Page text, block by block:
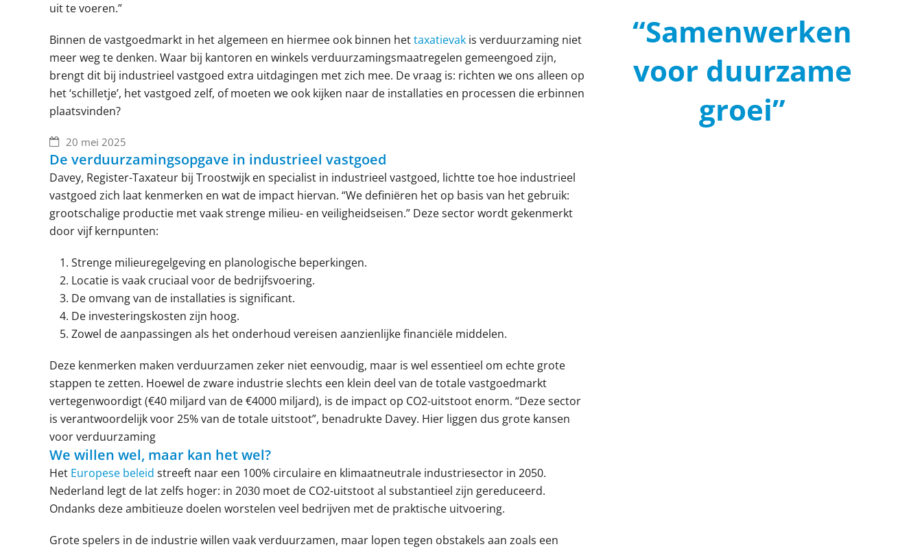
uit te voeren.”
Binnen de vastgoedmarkt in het algemeen en hiermee ook binnen hettaxatievak is verduurzaming niet
meer weg te denken. Waar bij kantoren en winkels verduurzamingsmaatregelen gemeengoed zijn,
brengt dit bij industrieel vastgoed extra uitdagingen met zich mee. De vraag is: richten we ons alleen op
het ‘schilletje’, het vastgoed zelf, of moeten we ook kijken naar de installaties en processen die erbinnen
plaatsvinden?
20 mei 2025
De verduurzamingsopgave in industrieel vastgoed
Davey, Register-Taxateur bij Troostwijk en specialist in industrieel vastgoed, lichtte toe hoe industrieel
vastgoed zich laat kenmerken en wat de impact hiervan. “We definiëren het op basis van het gebruik:
grootschalige productie met vaak strenge milieu- en veiligheidseisen.” Deze sector wordt gekenmerkt
door vijf kernpunten:
Strenge milieuregelgeving en planologische beperkingen.
Locatie is vaak cruciaal voor de bedrijfsvoering.
De omvang van de installaties is significant.
De investeringskosten zijn hoog.
Zowel de aanpassingen als het onderhoud vereisen aanzienlijke financiële middelen.
Deze kenmerken maken verduurzamen zeker niet eenvoudig, maar is wel essentieel om echte grote
stappen te zetten. Hoewel de zware industrie slechts een klein deel van de totale vastgoedmarkt
vertegenwoordigt (€40 miljard van de €4000 miljard), is de impact op CO2-uitstoot enorm. “Deze sector
is verantwoordelijk voor 25% van de totale uitstoot”, benadrukte Davey. Hier liggen dus grote kansen
voor verduurzaming
We willen wel, maar kan het wel?
Het Europese beleid streeft naar een 100% circulaire en klimaatneutrale industriesector in 2050.
Nederland legt de lat zelfs hoger: in 2030 moet de CO2-uitstoot al substantieel zijn gereduceerd.
Ondanks deze ambitieuze doelen worstelen veel bedrijven met de praktische uitvoering.
Grote spelers in de industrie willen vaak verduurzamen, maar lopen tegen obstakels aan zoals een
“Samenwerken
voor duurzame
groei”